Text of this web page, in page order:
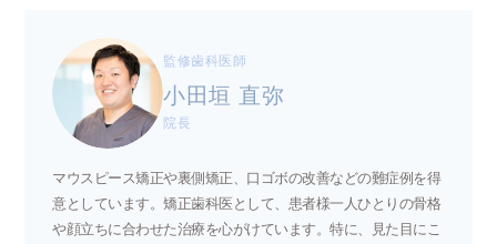
監修歯科医師
小田垣 直弥
院長
マウスピース矯正や裏側矯正、口ゴボの改善などの難症例を得
意としています。矯正歯科医として、患者様一人ひとりの骨格
や顔立ちに合わせた治療を心がけています。特に、見た目にこ